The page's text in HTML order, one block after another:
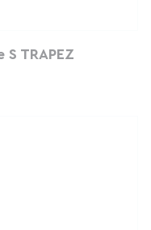
S TRAPEZ